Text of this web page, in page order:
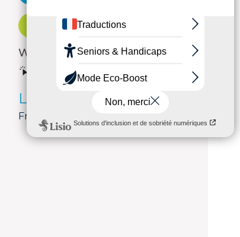
Réservation
Web
Voir le site internet
Langues parlées
Français